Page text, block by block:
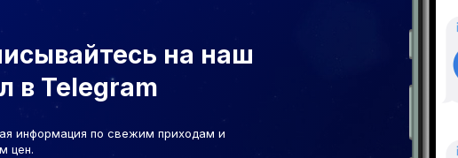
на наш
в Telegram
информация по свежим приходам и
цен.